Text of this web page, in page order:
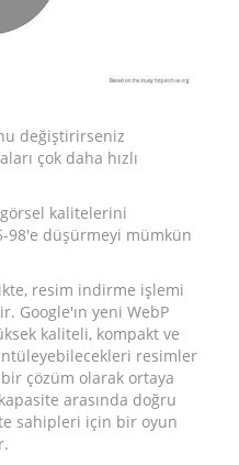
değiştirirseniz
çok daha hızlı
görsel kalitelerini
98'e düşürmeyi mümkün
resim indirme işlemi
Google'ın yeni WebP
kaliteli, kompakt ve
resimler
çözüm olarak ortaya
arasında doğru
sahipleri için bir oyun